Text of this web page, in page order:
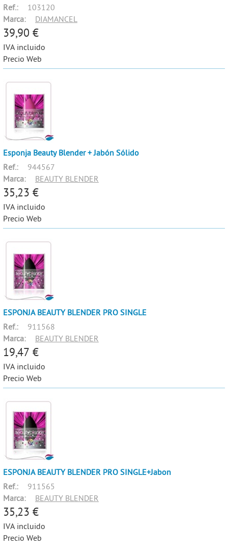
Ref.:
103120
Marca:
DIAMANCEL
39,90 €
IVA incluido
Precio Web
Esponja Beauty Blender + Jabón Sólido
Ref.:
944567
Marca:
BEAUTY BLENDER
35,23 €
IVA incluido
Precio Web
ESPONJA BEAUTY BLENDER PRO SINGLE
Ref.:
911568
Marca:
BEAUTY BLENDER
19,47 €
IVA incluido
Precio Web
ESPONJA BEAUTY BLENDER PRO SINGLE+Jabon
Ref.:
911565
Marca:
BEAUTY BLENDER
35,23 €
IVA incluido
Precio Web